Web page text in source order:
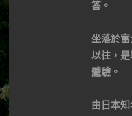
答。
坐落於
以往，
體驗。
由日本